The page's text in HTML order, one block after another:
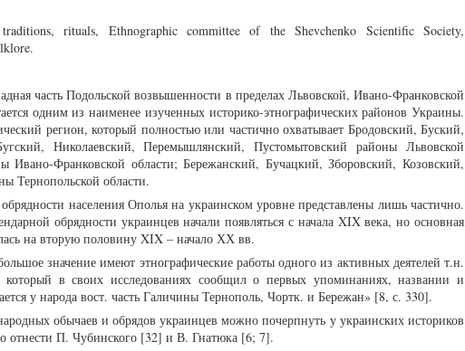
rituals, Ethnographic committee of the Shevchenko Scientific Society,
часть Подольской возвышенности в пределах Львовской, Ивано-Франковской
одним из наименее изученных историко-этнографических районов Украины.
регион, который полностью или частично охватывает Бродовский, Буский,
Николаевский, Перемышлянский, Пустомытовский районы Львовской
Ивано-Франковской области; Бережанский, Бучацкий, Зборовский, Козовский,
Тернопольской области.
населения Ополья на украинском уровне представлены лишь частично.
обрядности украинцев начали появляться с начала XIX века, но основная
на вторую половину XIX – начало ХХ вв.
значение имеют этнографические работы одного из активных деятелей т.н.
в своих исследованиях сообщил о первых упоминаниях, названии и
у народа вост. часть Галичины Тернополь, Чортк. и Бережан» [8, с. 330].
обычаев и обрядов украинцев можно почерпнуть у украинских историков
отнести П. Чубинского [32] и В. Гнатюка [6; 7].